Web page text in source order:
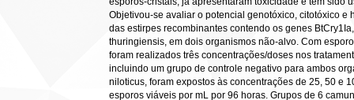
Objetivou-se avaliar o potencial genotóxico, citotóxico e
das estirpes recombinantes contendo os genes
thuringiensis, em dois organismos não-alvo. Com
foram realizados três concentrações/doses nos
incluindo um grupo de controle negativo para ambos
niloticus, foram expostos às concentrações de 25, 50 e
esporos viáveis por mL por 96 horas. Grupos de 6